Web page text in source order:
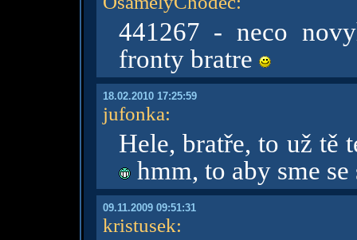
441267 - neco
fronty bratre
18.02.2010 17:25:59
jufonka:
Hele, bratře, to už tě
hmm, to aby sme
09.11.2009 09:51:31
kristusek: